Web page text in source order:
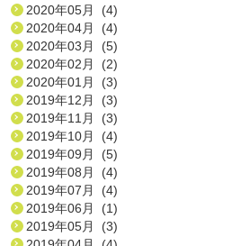
2020年05月 (4)
2020年04月 (4)
2020年03月 (5)
2020年02月 (2)
2020年01月 (3)
2019年12月 (3)
2019年11月 (3)
2019年10月 (4)
2019年09月 (5)
2019年08月 (4)
2019年07月 (4)
2019年06月 (1)
2019年05月 (3)